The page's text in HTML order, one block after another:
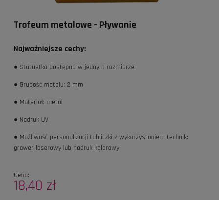
Trofeum metalowe - Pływanie
Cena:
18,40 zł
Najważniejsze cechy:
● Statuetka dostępna w jednym rozmiarze
● Grubość metalu: 2 mm
● Materiał: metal
● Nadruk UV
● Możliwość personalizacji tabliczki z wykorzystaniem technik:
grawer laserowy lub nadruk kolorowy